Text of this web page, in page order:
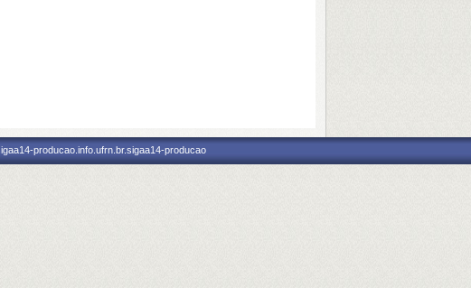
producao.info.ufrn.br.sigaa14-producao